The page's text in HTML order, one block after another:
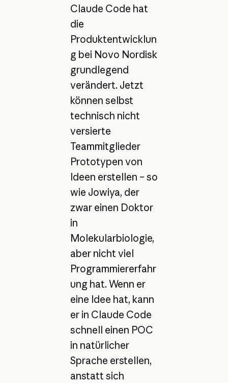
Claude Code hat
die
Produktentwicklun
g bei Novo Nordisk
grundlegend
verändert. Jetzt
können selbst
technisch nicht
versierte
Teammitglieder
Prototypen von
Ideen erstellen – so
wie Jowiya, der
zwar einen Doktor
in
Molekularbiologie,
aber nicht viel
Programmiererfahr
ung hat. Wenn er
eine Idee hat, kann
er in Claude Code
schnell einen POC
in natürlicher
Sprache erstellen,
anstatt sich